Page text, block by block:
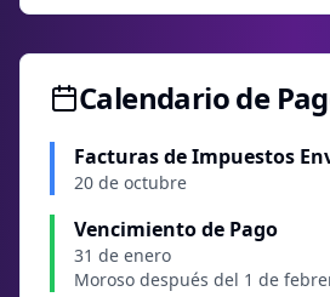
Calendario de
Facturas de Impuestos
20 de octubre
Vencimiento de Pago
31 de enero
Moroso después del 1 de